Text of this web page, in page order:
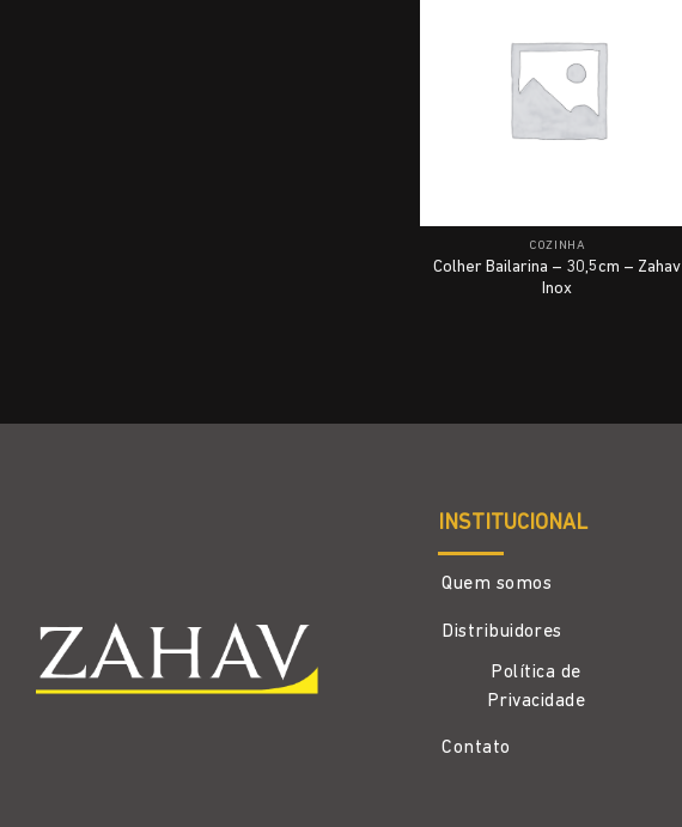
COZINHA
Colher Bailarina – 30,5cm – Zahav
Inox
INSTITUCIONAL
Quem somos
Distribuidores
Política de
Privacidade
Contato